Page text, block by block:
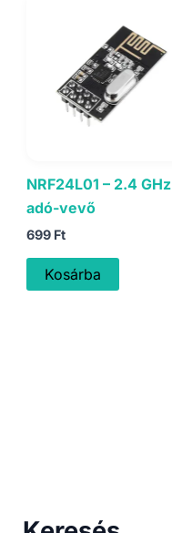
NRF24L01 – 2.4 GHz
adó-vevő
699 Ft
Kosárba